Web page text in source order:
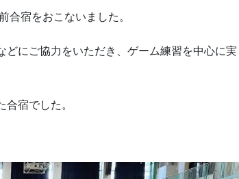
合宿をおこないました。
にご協力をいただき、ゲーム練習を中心に実
宿でした。